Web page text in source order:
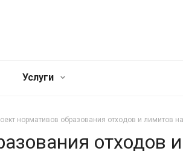
Услуги
нормативов образования отходов и лимитов